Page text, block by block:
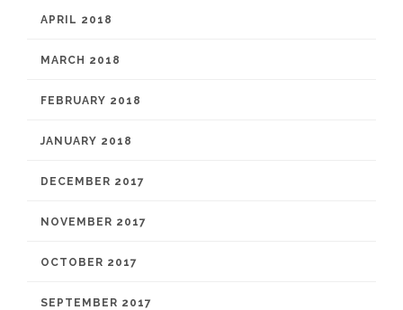
APRIL 2018
MARCH 2018
FEBRUARY 2018
JANUARY 2018
DECEMBER 2017
NOVEMBER 2017
OCTOBER 2017
SEPTEMBER 2017